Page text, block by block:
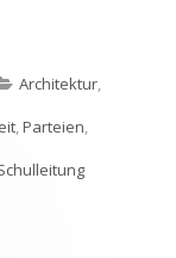
– Forderungen
Kategorien
Architektur,
,Parteien,
Schule 2030 –